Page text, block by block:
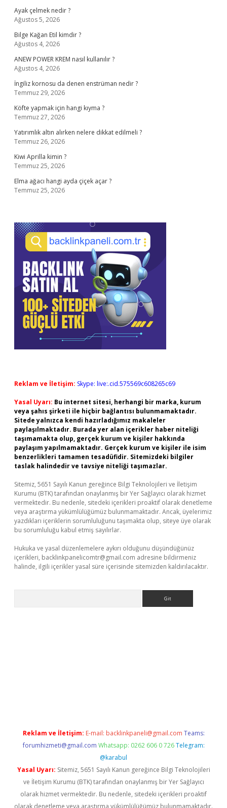
Ayak çelmek nedir ?
Ağustos 5, 2026
Bilge Kağan Etil kimdir ?
Ağustos 4, 2026
ANEW POWER KREM nasıl kullanılır ?
Ağustos 4, 2026
İngiliz kornosu da denen enstrüman nedir ?
Temmuz 29, 2026
Köfte yapmak için hangi kıyma ?
Temmuz 27, 2026
Yatırımlık altın alırken nelere dikkat edilmeli ?
Temmuz 26, 2026
Kiwi Aprilla kimin ?
Temmuz 25, 2026
Elma ağacı hangi ayda çiçek açar ?
Temmuz 25, 2026
Reklam ve İletişim: Skype: live:.cid.575569c608265c69
Yasal Uyarı: Bu internet sitesi, herhangi bir marka, kurum
veya şahıs şirketi ile hiçbir bağlantısı bulunmamaktadır.
Sitede yalnızca kendi hazırladığımız makaleler
paylaşılmaktadır. Burada yer alan içerikler haber niteliği
taşımamakta olup, gerçek kurum ve kişiler hakkında
paylaşım yapılmamaktadır. Gerçek kurum ve kişiler ile isim
benzerlikleri tamamen tesadüfidir. Sitemizdeki bilgiler
taslak halindedir ve tavsiye niteliği taşımazlar.
Sitemiz, 5651 Sayılı Kanun gereğince Bilgi Teknolojileri ve İletişim
Kurumu (BTK) tarafından onaylanmış bir Yer Sağlayıcı olarak hizmet
vermektedir. Bu nedenle, sitedeki içerikleri proaktif olarak denetleme
veya araştırma yükümlülüğümüz bulunmamaktadır. Ancak, üyelerimiz
yazdıkları içeriklerin sorumluluğunu taşımakta olup, siteye üye olarak
bu sorumluluğu kabul etmiş sayılırlar.
Hukuka ve yasal düzenlemelere aykırı olduğunu düşündüğünüz
içerikleri, backlinkpanelicomtr@gmail.com adresine bildirmeniz
halinde, ilgili içerikler yasal süre içerisinde sitemizden kaldırılacaktır.
Reklam ve İletişim: E-mail: backlinkpaneli@gmail.com Teams:
forumhizmeti@gmail.com Whatsapp: 0262 606 0 726 Telegram:
@karabul
Yasal Uyarı: Sitemiz, 5651 Sayılı Kanun gereğince Bilgi Teknolojileri
ve İletişim Kurumu (BTK) tarafından onaylanmış bir Yer Sağlayıcı
olarak hizmet vermektedir. Bu nedenle, sitedeki içerikleri proaktif
olarak denetleme veya araştırma yükümlülüğümüz bulunmamaktadır.